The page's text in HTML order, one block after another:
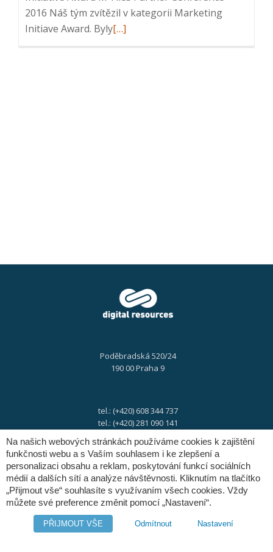
2016 Náš tým zvítězil v kategorii Marketing
Initiave Award. BylyRead
[…]
Poděbradská 520/24
190 00 Praha 9
tel.: (+420) 608 344 737
tel.: (+420) 281 090 141
e-mail:info@digres.cz
web:www.digres.cz
Na našich webových stránkách používáme cookies k zajištění
funkčnosti webu a s Vaším souhlasem i ke zlepšení a
personalizaci obsahu a reklam, poskytování funkcí sociálních
médií a dalších sítí a analýze návštěvnosti. Kliknutím na tlačítko
„Přijmout vše“ souhlasíte s využívaním všech cookies. Vždy
můžete své preference změnit pomocí „Nastavení“.
PŘIJMOUT VŠE Odmítnout Nastavení